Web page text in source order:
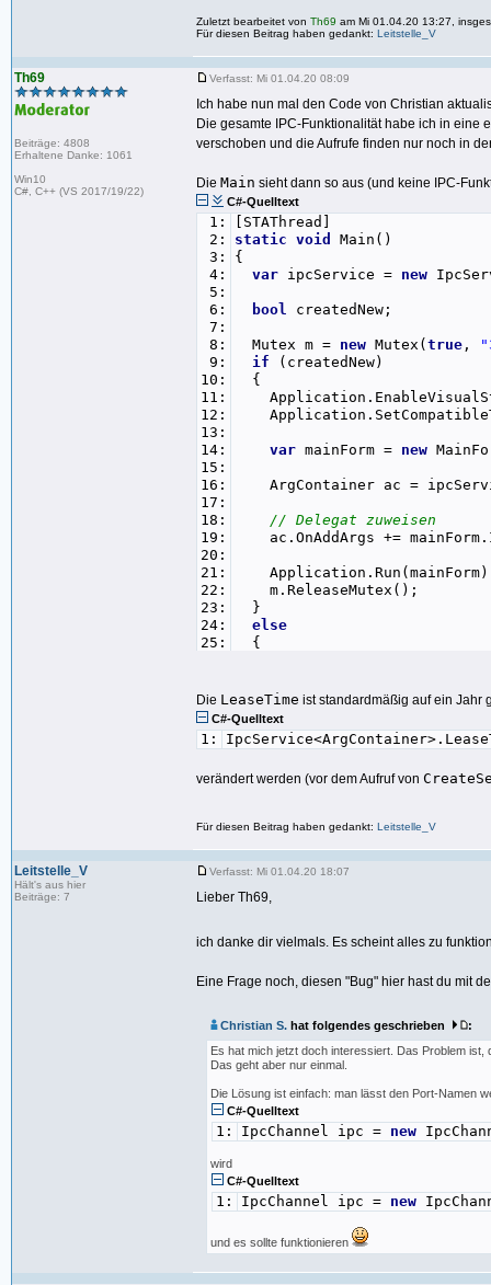
Zuletzt bearbeitet von Th69 am Mi 01.04.20 13:27,
Für diesen Beitrag haben gedankt: Leitstelle_V
Th69
Beiträge: 4808
Erhaltene Danke: 1061
Win10
C#, C++ (VS 2017/19/22)
Verfasst: Mi 01.04.20 08:09
Ich habe nun mal den Code von Christian
Die gesamte IPC-Funktionalität habe ich in eine
verschoben und die Aufrufe finden nur noch in
Die Main sieht dann so aus (und keine IPC-
C#-Quelltext
1:
2:
3:
4:
5:
6:
7:
8:
9:
10:
11:
12:
13:
14:
15:
16:
17:
18:
19:
20:
21:
22:
23:
24:
25:
28:
29:
30:
31:
33:
36:
37:
[STAThread]
static void
Main()
{
var ipcService = new
bool createdNew;
Mutex m = new Mutex( true ,
if (createdNew)
{
var mainForm = new
ArgContainer ac =
// Delegat zuweisen
ac.OnAddArgs +=
m.ReleaseMutex();
}
else
{
// Delegaten mit
//
varonAddArgs =
}
}
Die LeaseTime ist standardmäßig auf ein Jahr
C#-Quelltext
1:
verändert werden (vor dem Aufruf von
Für diesen Beitrag haben gedankt: Leitstelle_V
Leitstelle_V
Hält's aus hier
Beiträge: 7
Verfasst: Mi 01.04.20 18:07
Lieber Th69,
ich danke dir vielmals. Es scheint alles zu
Eine Frage noch, diesen "Bug" hier hast du mit
Christian S. hat folgendes geschrieben
:
Es hat mich jetzt doch interessiert. Das Problem
Das geht aber nur einmal.
Die Lösung ist einfach: man lässt den Port-Namen
C#-Quelltext
1: IpcChannel ipc = new
wird
C#-Quelltext
1: IpcChannel ipc = new
und es sollte funktionieren